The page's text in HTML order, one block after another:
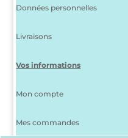
Données personnelles
Livraisons
Vos informations
Mon compte
Mes commandes